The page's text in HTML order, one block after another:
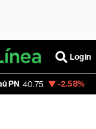
Login
-2.58% Magalu 4.40